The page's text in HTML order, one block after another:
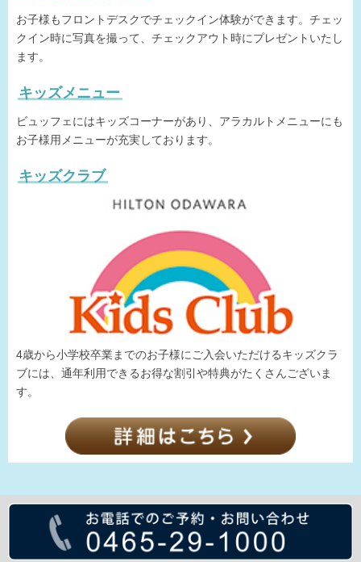
お子様もフロントデスクでチェックイン体験ができます。チェッ
クイン時に写真を撮って、チェックアウト時にプレゼントいたし
ます。
キッズメニュー
ビュッフェにはキッズコーナーがあり、アラカルトメニューにも
お子様用メニューが充実しております。
キッズクラブ
4歳から小学校卒業までのお子様にご入会いただけるキッズクラ
ブには、通年利用できるお得な割引や特典がたくさんございま
す。